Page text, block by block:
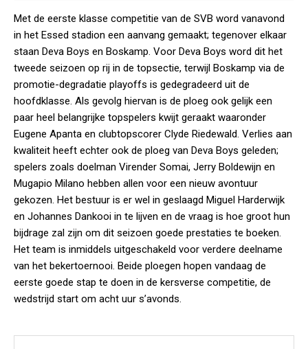
Met de eerste klasse competitie van de SVB word vanavond
in het Essed stadion een aanvang gemaakt; tegenover elkaar
staan Deva Boys en Boskamp. Voor Deva Boys word dit het
tweede seizoen op rij in de topsectie, terwijl Boskamp via de
promotie-degradatie playoffs is gedegradeerd uit de
hoofdklasse. Als gevolg hiervan is de ploeg ook gelijk een
paar heel belangrijke topspelers kwijt geraakt waaronder
Eugene Apanta en clubtopscorer Clyde Riedewald. Verlies aan
kwaliteit heeft echter ook de ploeg van Deva Boys geleden;
spelers zoals doelman Virender Somai, Jerry Boldewijn en
Mugapio Milano hebben allen voor een nieuw avontuur
gekozen. Het bestuur is er wel in geslaagd Miguel Harderwijk
en Johannes Dankooi in te lijven en de vraag is hoe groot hun
bijdrage zal zijn om dit seizoen goede prestaties te boeken.
Het team is inmiddels uitgeschakeld voor verdere deelname
van het bekertoernooi. Beide ploegen hopen vandaag de
eerste goede stap te doen in de kersverse competitie, de
wedstrijd start om acht uur s’avonds.